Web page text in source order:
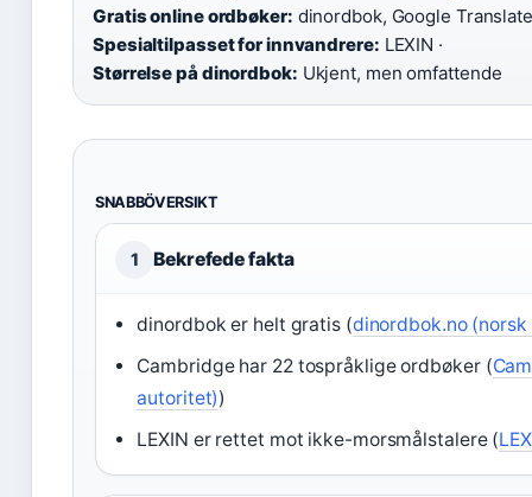
Gratis online ordbøker: dinordbok, Google
Spesialtilpasset for innvandrere: LEXIN ·
Størrelse på dinordbok: Ukjent, men omfattende
SNABBÖVERSIKT
1 Bekrefede fakta
dinordbok er helt gratis (dinordbok.no
Cambridge har 22 tospråklige ordbøker (
autoritet))
LEXIN er rettet mot ikke-morsmålstalere (